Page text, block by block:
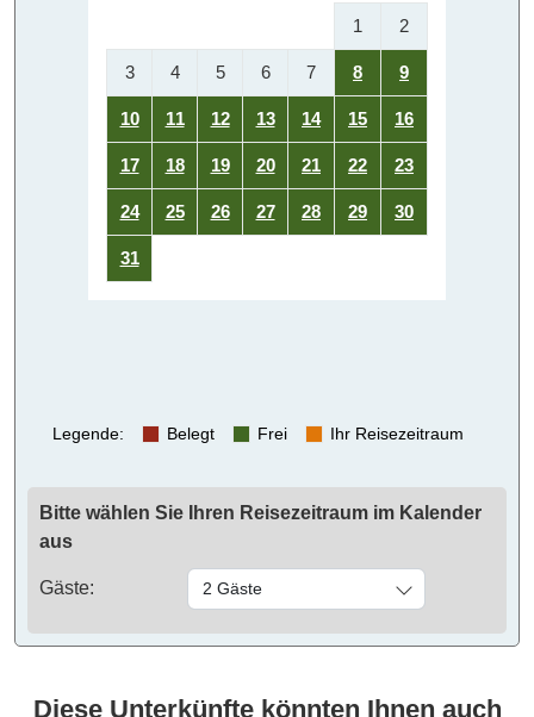
1 2
3 4 5 6 7 8 9
10 11 12 13 14 15 16
17 18 19 20 21 22 23
24 25 26 27 28 29 30
31
Legende: Belegt Frei Ihr Reisezeitraum
Bitte wählen Sie Ihren Reisezeitraum im Kalender
aus
Gäste: 2 Gäste
Diese Unterkünfte könnten Ihnen auch